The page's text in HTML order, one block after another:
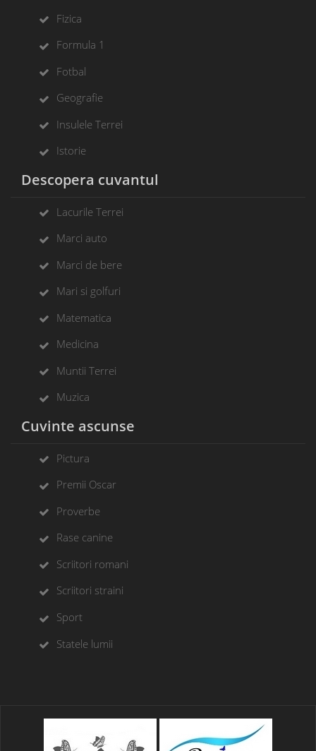
Fizica
Formula 1
Fotbal
Geografie
Insulele Terrei
Istorie
Descopera cuvantul
Lacurile Terrei
Marci auto
Marci de bere
Mari si golfuri
Matematica
Medicina
Muntii Terrei
Muzica
Cuvinte ascunse
Pictura
Premii Oscar
Proverbe
Rase canine
Scriitori romani
Scriitori straini
Sport
Statele lumii